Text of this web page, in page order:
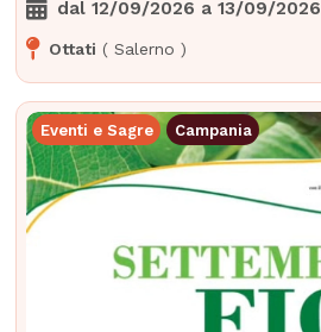
dal12/09/2026 a 13/09/2026
Ottati (Salerno )
Eventi e Sagre Campania